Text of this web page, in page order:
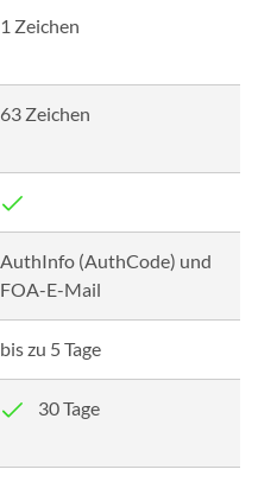
1 Zeichen
63 Zeichen
AuthInfo (AuthCode) und
FOA-E-Mail
bis zu 5 Tage
30 Tage